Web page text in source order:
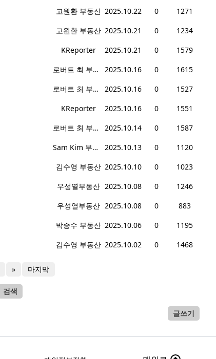
고원환 부동산 2025.10.22 0
1271
고원환 부동산 2025.10.21 0
1234
KReporter 2025.10.21 0
1579
로버트 최 부동산 2025.10.16 0
1615
로버트 최 부동산 2025.10.16 0
1527
KReporter 2025.10.16 0
1551
로버트 최 부동산 2025.10.14 0
1587
Sam Kim 부동산 2025.10.13 0
1120
김수영 부동산 2025.10.10 0
1023
우성열부동산 2025.10.08 0
1246
우성열부동산 2025.10.08 0
883
박승수 부동산 2025.10.06 0
1195
김수영 부동산 2025.10.02 0 1468
» 마지막
검색
글쓰기